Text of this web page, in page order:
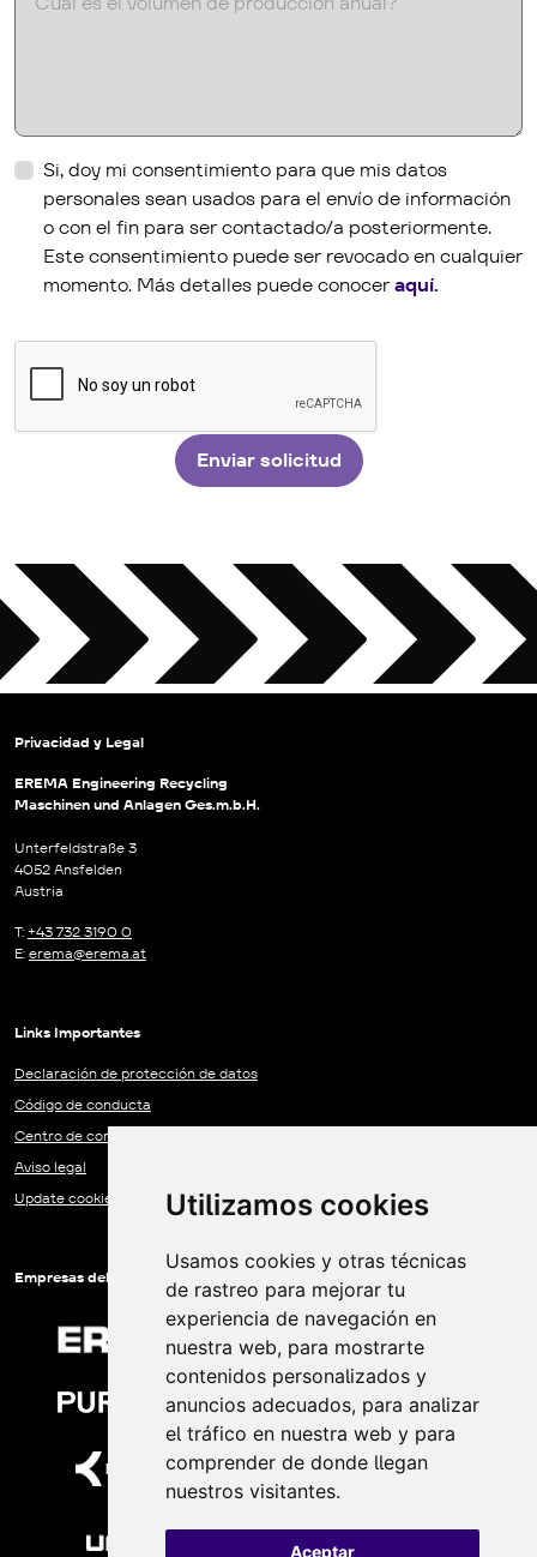
Utilizamos cookies
Usamos cookies y otras técnicas
de rastreo para mejorar tu
experiencia de navegación en
nuestra web, para mostrarte
contenidos personalizados y
anuncios adecuados, para analizar
el tráfico en nuestra web y para
comprender de donde llegan
nuestros visitantes.
Aceptar
hs_content_membership_email_confirmed
Si, doy mi consentimiento para que mis datos
personales sean usados para el envío de información
o con el fin para ser contactado/a posteriormente.
Este consentimiento puede ser revocado en cualquier
momento. Más detalles puede conoceraquí.
Enviar solicitud
Privacidad y Legal
EREMA Engineering Recycling
Maschinen und Anlagen Ges.m.b.H.
Unterfeldstraße 3
4052 Ansfelden
Austria
T: +43 732 3190 0
E: erema@erema.at
Links Importantes
Declaración de protección de datos
Código de conducta
Centro de comunicación del Grupo EREMA
Aviso legal
Update cookies preferences
Empresas del Grupo EREMA